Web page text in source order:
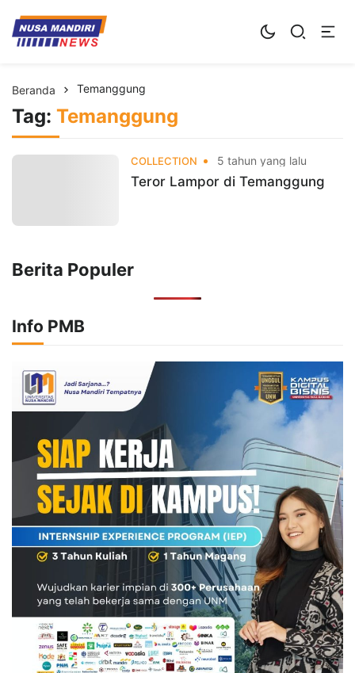
Kampus Digital Bisnis
Universitas Nusa Mandiri
Beranda Temanggung
Tag: Temanggung
COLLECTION 5 tahun yang lalu
Teror Lampor di Temanggung
Berita Populer
Info PMB